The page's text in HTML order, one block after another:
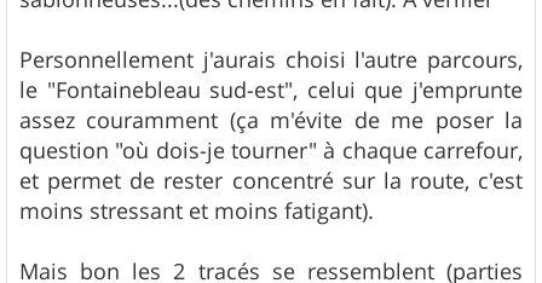
Personnellement j'aurais choisi l'autre parcours,
le "Fontainebleau sud-est", celui que j'emprunte
assez couramment (ça m'évite de me poser la
question "où dois-je tourner" à chaque carrefour,
et permet de rester concentré sur la route, c'est
moins stressant et moins fatigant).
Mais bon les 2 tracés se ressemblent (parties